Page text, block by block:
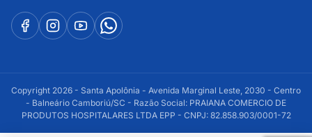
Copyright 2026 - Santa Apolônia - Avenida Marginal Leste, 2030 - Centro
- Balneário Camboriú/SC - Razão Social: PRAIANA COMERCIO DE
PRODUTOS HOSPITALARES LTDA EPP - CNPJ: 82.858.903/0001-72